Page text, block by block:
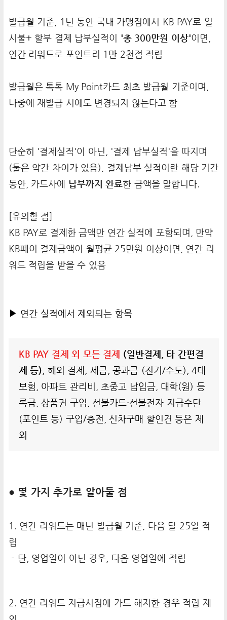
발급월 기준, 1년 동안 국내 가맹점에서 KB PAY로 일
시불+ 할부 결제 납부실적이 '총 300만원 이상'이면,
연간 리워드로 포인트리 1만 2천점 적립
발급월은 톡톡 My Point카드 최초 발급월 기준이며,
나중에 재발급 시에도 변경되지 않는다고 함
단순히 '결제실적'이 아닌, '결제 납부실적'을 따지며
(둘은 약간 차이가 있음), 결제납부 실적이란 해당 기간
동안, 카드사에 납부까지 완료한 금액을 말합니다.
[유의할 점]
KB PAY로 결제한 금액만 연간 실적에 포함되며, 만약
KB페이 결제금액이 월평균 25만원 이상이면, 연간 리
워드 적립을 받을 수 있음
▶ 연간 실적에서 제외되는 항목
KB PAY 결제 외 모든 결제
(일반결제, 타 간편결
제 등) , 해외 결제, 세금, 공과금 (전기/수도), 4대
보험, 아파트 관리비, 초중고 납입금, 대학(원) 등
록금, 상품권 구입, 선불카드·선불전자 지급수단
(포인트 등) 구입/충전, 신차구매 할인건 등은 제
외
● 몇 가지 추가로 알아둘 점
1. 연간 리워드는 매년 발급월 기준, 다음 달 25일 적
립
- 단, 영업일이 아닌 경우, 다음 영업일에 적립
2. 연간 리워드 지급시점에 카드 해지한 경우 적립 제